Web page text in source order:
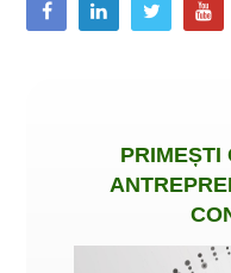
PRIMEȘTI